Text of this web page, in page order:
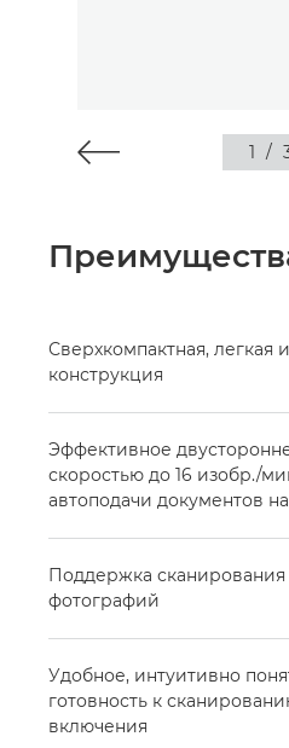
1 /
Сверхкомпактная, легкая
конструкция
Эффективное
скоростью до 16 изобр./
автоподачи документов
Поддержка сканирования
фотографий
Удобное, интуитивно
готовность к
включения